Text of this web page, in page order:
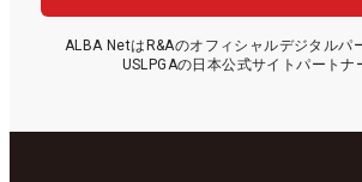
ALBA NetはR&Aのオフィシャルデジタルパ
USLPGAの日本公式サイトパートナ